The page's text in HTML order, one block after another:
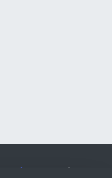
SEO-bureau Lion